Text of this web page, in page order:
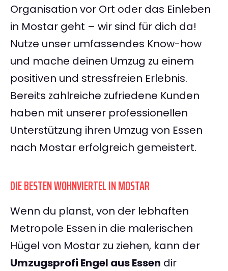
Organisation vor Ort oder das Einleben
in Mostar geht – wir sind für dich da!
Nutze unser umfassendes Know-how
und mache deinen Umzug zu einem
positiven und stressfreien Erlebnis.
Bereits zahlreiche zufriedene Kunden
haben mit unserer professionellen
Unterstützung ihren Umzug von Essen
nach Mostar erfolgreich gemeistert.
DIE BESTEN WOHNVIERTEL IN MOSTAR
Wenn du planst, von der lebhaften
Metropole Essen in die malerischen
Hügel von Mostar zu ziehen, kann der
Umzugsprofi Engel aus Essen dir